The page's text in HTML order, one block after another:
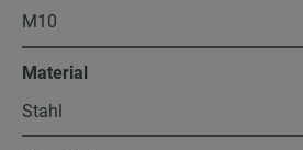
M10
Material
Stahl